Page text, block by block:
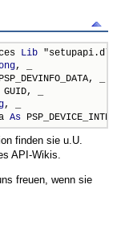
Lib
, _
_
GUID, _
, _
As
finden sie u.U.
API-Wikis.
freuen, wenn sie